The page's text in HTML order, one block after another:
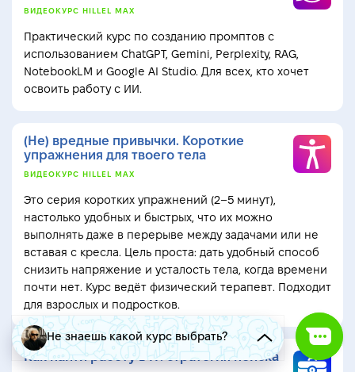
ВИДЕОКУРС HILLEL MAX
Практический курс по созданию промптов с
использованием ChatGPT, Gemini, Perplexity, RAG,
NotebookLM и Google AI Studio. Для всех, кто хочет
освоить работу с ИИ.
(Не) вредные привычки. Короткие
упражнения для твоего тела
ВИДЕОКУРС HILLEL MAX
Это серия коротких упражнений (2–5 минут),
настолько удобных и быстрых, что их можно
выполнять даже в перерыве между задачами или не
вставая с кресла. Цель проста: дать удобный способ
снизить напряжение и усталость тела, когда времени
почти нет. Курс ведёт физический терапевт. Подходит
для взрослых и подростков.
Как найти работу в IT: стратегия поиска
Не знаешь какой курс выбрать?